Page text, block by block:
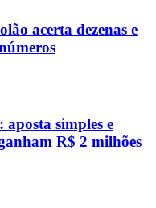
acerta dezenas e
simples e
R$ 2 milhões